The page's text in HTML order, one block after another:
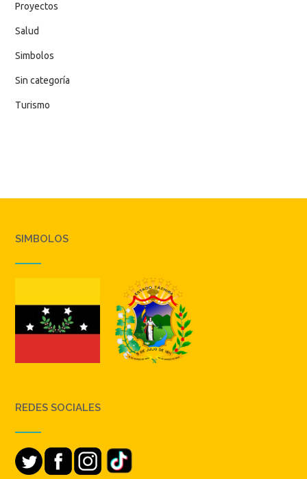
Proyectos
Salud
Simbolos
Sin categoría
Turismo
SIMBOLOS
REDES SOCIALES